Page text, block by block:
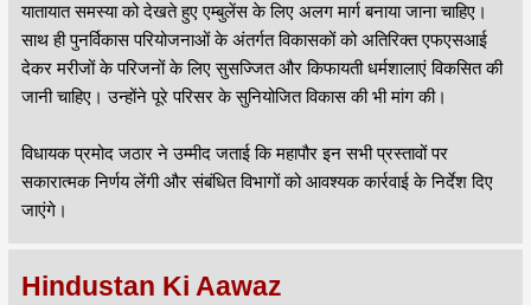
यातायात समस्या को देखते हुए एम्बुलेंस के लिए अलग मार्ग बनाया जाना चाहिए।
साथ ही पुनर्विकास परियोजनाओं के अंतर्गत विकासकों को अतिरिक्त एफएसआई
देकर मरीजों के परिजनों के लिए सुसज्जित और किफायती धर्मशालाएं विकसित की
जानी चाहिए। उन्होंने पूरे परिसर के सुनियोजित विकास की भी मांग की।
विधायक प्रमोद जठार ने उम्मीद जताई कि महापौर इन सभी प्रस्तावों पर
सकारात्मक निर्णय लेंगी और संबंधित विभागों को आवश्यक कार्रवाई के निर्देश दिए
जाएंगे।
Hindustan Ki Aawaz